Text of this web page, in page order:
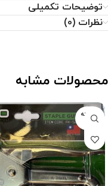
توضیحات تکمیلی
نظرات (0)
محصولات مشابه
فروخته
شده